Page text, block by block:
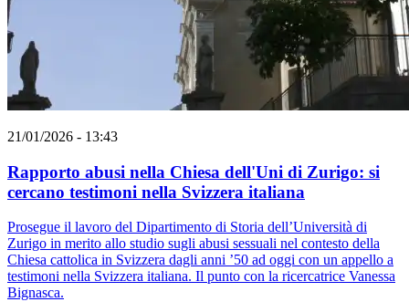
21/01/2026 - 13:43
Rapporto abusi nella Chiesa dell'Uni di Zurigo: si
cercano testimoni nella Svizzera italiana
Prosegue il lavoro del Dipartimento di Storia dell’Università di
Zurigo in merito allo studio sugli abusi sessuali nel contesto della
Chiesa cattolica in Svizzera dagli anni ’50 ad oggi con un appello a
testimoni nella Svizzera italiana. Il punto con la ricercatrice Vanessa
Bignasca.